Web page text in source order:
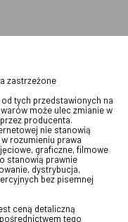
zastrzeżone
tych przedstawionych na
może ulec zmianie w
producenta.
nie stanowią
rozumieniu prawa
graficzne, filmowe
stanowią prawnie
dystrybucja,
bez pisemnej
ceną detaliczną
tego